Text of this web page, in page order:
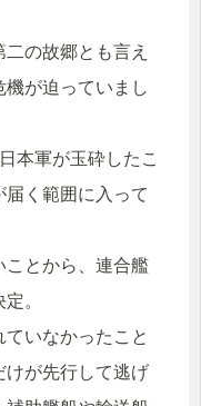
の故郷とも言え
が迫っていまし
本軍が玉砕したこ
く範囲に入って
ことから、連合艦
。
いなかったこと
けが先行して逃げ